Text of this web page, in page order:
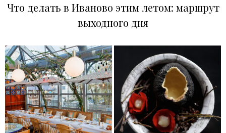
Что делать в Иваново этим летом: маршрут
выходного дня